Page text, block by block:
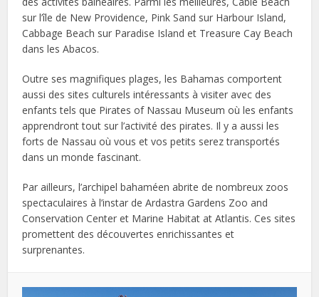
sur l’île de New Providence, Pink Sand sur Harbour Island,
Cabbage Beach sur Paradise Island et Treasure Cay Beach
dans les Abacos.
Outre ses magnifiques plages, les Bahamas comportent
aussi des sites culturels intéressants à visiter avec des
enfants tels que Pirates of Nassau Museum où les enfants
apprendront tout sur l’activité des pirates. Il y a aussi les
forts de Nassau où vous et vos petits serez transportés
dans un monde fascinant.
Par ailleurs, l’archipel bahaméen abrite de nombreux zoos
spectaculaires à l’instar de Ardastra Gardens Zoo and
Conservation Center et Marine Habitat at Atlantis. Ces sites
promettent des découvertes enrichissantes et
surprenantes.